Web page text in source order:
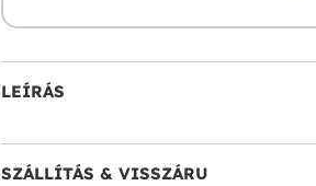
LEÍRÁS
SZÁLLÍTÁS & VISSZÁRU